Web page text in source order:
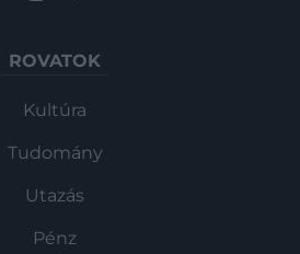
ROVATOK
Kultúra
Tudomány
Utazás
Pénz